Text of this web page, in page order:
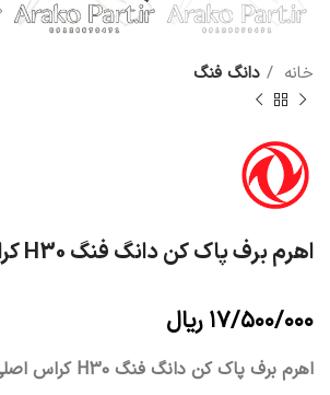
خانه دانگ فنگ
اهرم برف پاک کن دانگ فنگ H30 کراس اصلی
۱۷/۵۰۰/۰۰۰ ریال
اهرم برف پاک کن دانگ فنگ H30 کراس اصلی